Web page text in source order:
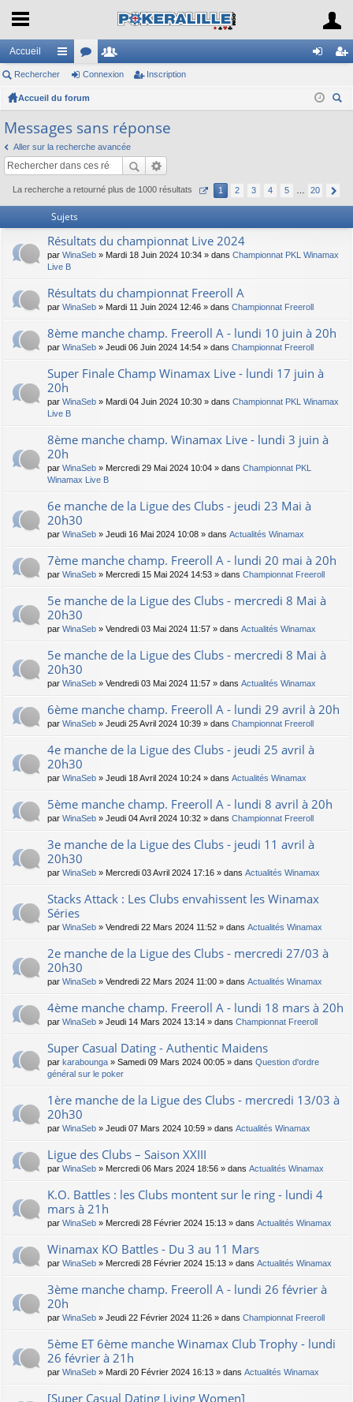
Accueil
ac
co
ci
s
or
u
s
e
es
ne cri
Rechercher Connexion Inscription
Accueil du forum
Messages sans réponse
Aller sur la recherche avancée
La recherche a retourné plus de 1000 résultats 1 2 3 4 5 20
Sujets
Résultats du championnat Live 2024
par WinaSeb » Mardi 18 Juin 2024 10:34 » dans Championnat PKL Winamax
Live B
Résultats du championnat Freeroll A
par WinaSeb » Mardi 11 Juin 2024 12:46 » dans Championnat Freeroll
8ème manche champ. Freeroll A - lundi 10 juin à 20h
par WinaSeb » Jeudi 06 Juin 2024 14:54 » dans Championnat Freeroll
Super Finale Champ Winamax Live - lundi 17 juin à
20h
par WinaSeb » Mardi 04 Juin 2024 10:30 » dans Championnat PKL Winamax
Live B
8ème manche champ. Winamax Live - lundi 3 juin à
20h
par WinaSeb » Mercredi 29 Mai 2024 10:04 » dans Championnat PKL
Winamax Live B
6e manche de la Ligue des Clubs - jeudi 23 Mai à
20h30
par WinaSeb » Jeudi 16 Mai 2024 10:08 » dans Actualités Winamax
7ème manche champ. Freeroll A - lundi 20 mai à 20h
par WinaSeb » Mercredi 15 Mai 2024 14:53 » dans Championnat Freeroll
5e manche de la Ligue des Clubs - mercredi 8 Mai à
20h30
par WinaSeb » Vendredi 03 Mai 2024 11:57 » dans Actualités Winamax
5e manche de la Ligue des Clubs - mercredi 8 Mai à
20h30
par WinaSeb » Vendredi 03 Mai 2024 11:57 » dans Actualités Winamax
6ème manche champ. Freeroll A - lundi 29 avril à 20h
par WinaSeb » Jeudi 25 Avril 2024 10:39 » dans Championnat Freeroll
4e manche de la Ligue des Clubs - jeudi 25 avril à
20h30
par WinaSeb » Jeudi 18 Avril 2024 10:24 » dans Actualités Winamax
5ème manche champ. Freeroll A - lundi 8 avril à 20h
par WinaSeb » Jeudi 04 Avril 2024 10:32 » dans Championnat Freeroll
3e manche de la Ligue des Clubs - jeudi 11 avril à
20h30
par WinaSeb » Mercredi 03 Avril 2024 17:16 » dans Actualités Winamax
Stacks Attack : Les Clubs envahissent les Winamax
Séries
par WinaSeb » Vendredi 22 Mars 2024 11:52 » dans Actualités Winamax
2e manche de la Ligue des Clubs - mercredi 27/03 à
20h30
par WinaSeb » Vendredi 22 Mars 2024 11:00 » dans Actualités Winamax
4ème manche champ. Freeroll A - lundi 18 mars à 20h
par WinaSeb » Jeudi 14 Mars 2024 13:14 » dans Championnat Freeroll
Super Сasual Dating - Authentic Maidens
par karabounga » Samedi 09 Mars 2024 00:05 » dans Question d'ordre
général sur le poker
1ère manche de la Ligue des Clubs - mercredi 13/03 à
20h30
par WinaSeb » Jeudi 07 Mars 2024 10:59 » dans Actualités Winamax
Ligue des Clubs – Saison XXIII
par WinaSeb » Mercredi 06 Mars 2024 18:56 » dans Actualités Winamax
K.O. Battles : les Clubs montent sur le ring - lundi 4
mars à 21h
par WinaSeb » Mercredi 28 Février 2024 15:13 » dans Actualités Winamax
Winamax KO Battles - Du 3 au 11 Mars
par WinaSeb » Mercredi 28 Février 2024 15:13 » dans Actualités Winamax
3ème manche champ. Freeroll A - lundi 26 février à
20h
par WinaSeb » Jeudi 22 Février 2024 11:26 » dans Championnat Freeroll
5ème ET 6ème manche Winamax Club Trophy - lundi
26 février à 21h
par WinaSeb » Mardi 20 Février 2024 16:13 » dans Actualités Winamax
[Super Сasual Dating Living Women]